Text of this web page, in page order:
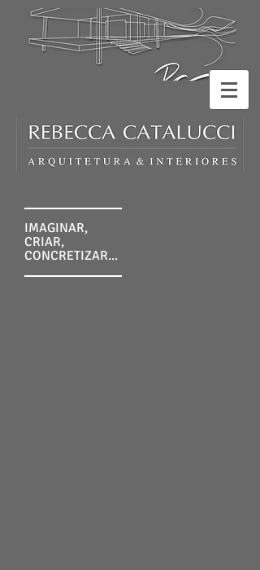
IMAGINAR,
CRIAR,
CONCRETIZAR...